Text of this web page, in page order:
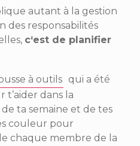
autant à la gestion
des responsabilités
c‘est de planifier
à outils qui a été
dans la
ta semaine et de tes
couleur pour
chaque membre de la